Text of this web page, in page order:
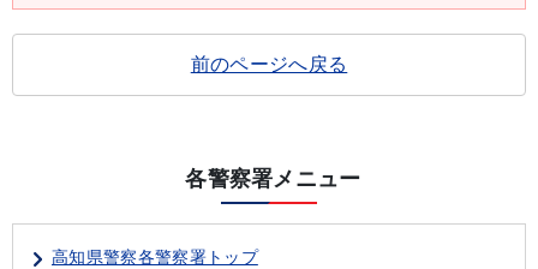
前のページへ戻る
各警察署メニュー
高知県警察各警察署トップ